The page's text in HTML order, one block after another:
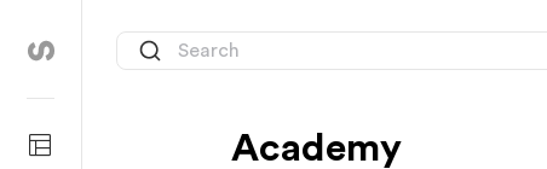
Academy